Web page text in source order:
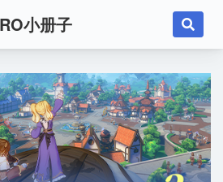

RO小册子